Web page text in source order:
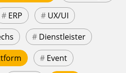
# ERP # UX/UI
# Dienstleister
# Event